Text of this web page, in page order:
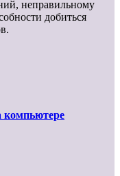
неправильному
добиться
компьютере